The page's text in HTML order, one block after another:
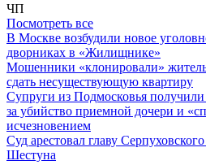
ЧП
Посмотреть все
В Москве возбудили новое
дворниках в «Жилищнике»
Мошенники «клонировали»
сдать несуществующую квартиру
Супруги из Подмосковья
за убийство приемной дочери и
исчезновением
Суд арестовал главу
Шестуна